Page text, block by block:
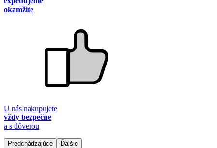
okamžite
U nás nakupujete
vždy bezpečne
a s dôverou
Predchádzajúce Ďalšie